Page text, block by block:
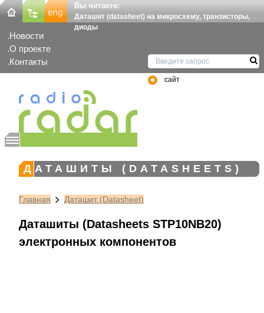
Вы читаете:
Даташит (datasheet) на микросхему, транзисторы,
диоды
Новости
О проекте
Контакты
сайт
ДАТАШИТЫ (DATASHEETS)
Главная Даташит (Datasheet)
Даташиты (Datasheets STP10NB20)
электронных компонентов